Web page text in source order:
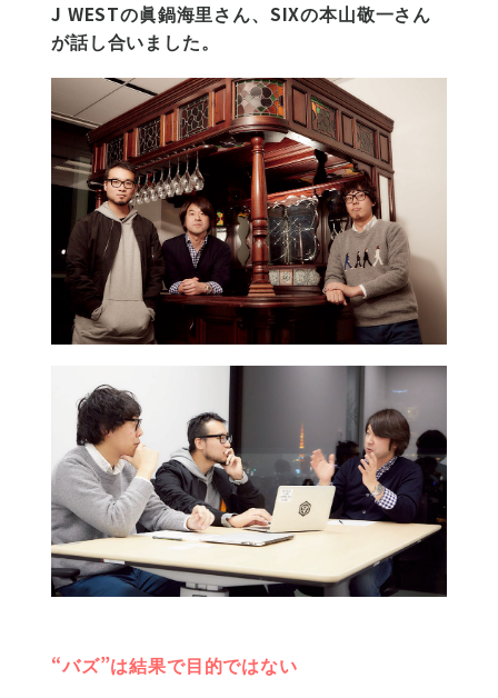
J WESTの眞鍋海里さん、SIXの本山敬一さん
が話し合いました。
“バズ”は結果で目的ではない